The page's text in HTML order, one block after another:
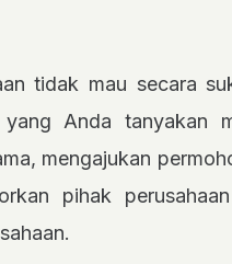
tidak mau secara
yang Anda tanyakan
mengajukan
pihak